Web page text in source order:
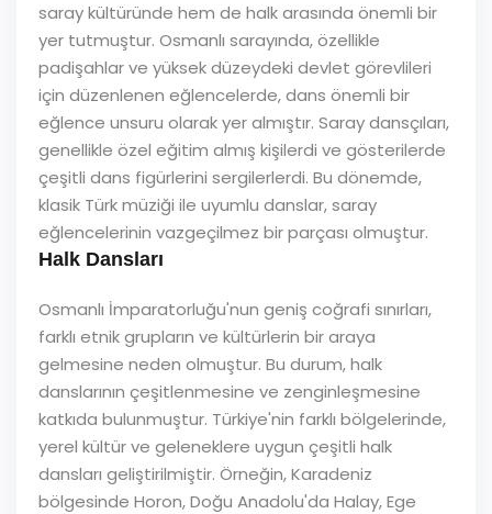
saray kültüründe hem de halk arasında önemli bir
yer tutmuştur. Osmanlı sarayında, özellikle
padişahlar ve yüksek düzeydeki devlet görevlileri
için düzenlenen eğlencelerde, dans önemli bir
eğlence unsuru olarak yer almıştır. Saray dansçıları,
genellikle özel eğitim almış kişilerdi ve gösterilerde
çeşitli dans figürlerini sergilerlerdi. Bu dönemde,
klasik Türk müziği ile uyumlu danslar, saray
eğlencelerinin vazgeçilmez bir parçası olmuştur.
Halk Dansları
Osmanlı İmparatorluğu'nun geniş coğrafi sınırları,
farklı etnik grupların ve kültürlerin bir araya
gelmesine neden olmuştur. Bu durum, halk
danslarının çeşitlenmesine ve zenginleşmesine
katkıda bulunmuştur. Türkiye'nin farklı bölgelerinde,
yerel kültür ve geleneklere uygun çeşitli halk
dansları geliştirilmiştir. Örneğin, Karadeniz
bölgesinde Horon, Doğu Anadolu'da Halay, Ege